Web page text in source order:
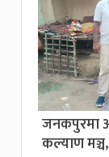
जनकपुरमा
कल्याण